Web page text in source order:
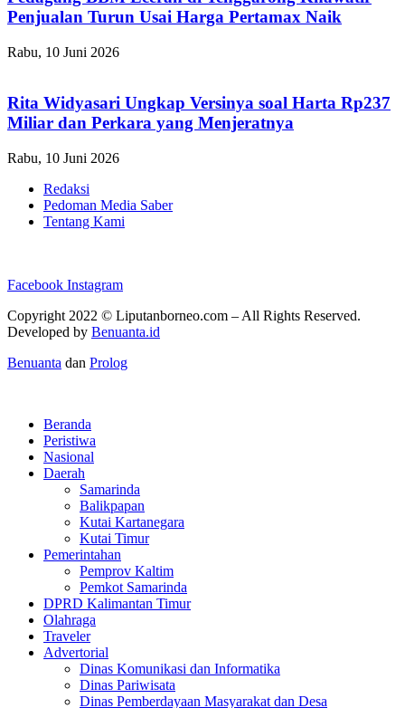
Penjualan Turun Usai Harga Pertamax Naik
Rabu, 10 Juni 2026
Rita Widyasari Ungkap Versinya soal Harta Rp237
Miliar dan Perkara yang Menjeratnya
Rabu, 10 Juni 2026
Redaksi
Pedoman Media Saber
Tentang Kami
Facebook Instagram
Copyright 2022 © Liputanborneo.com – All Rights Reserved.
Developed by Benuanta.id
Benuanta dan Prolog
Beranda
Peristiwa
Nasional
Daerah
Samarinda
Balikpapan
Kutai Kartanegara
Kutai Timur
Pemerintahan
Pemprov Kaltim
Pemkot Samarinda
DPRD Kalimantan Timur
Olahraga
Traveler
Advertorial
Dinas Komunikasi dan Informatika
Dinas Pariwisata
Dinas Pemberdayaan Masyarakat dan Desa